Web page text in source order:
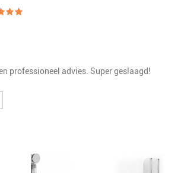
professioneel advies. Super geslaagd!